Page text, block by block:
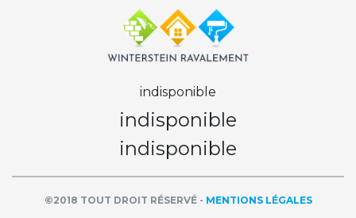
indisponible
indisponible
indisponible
©2018 TOUT DROIT RÉSERVÉ - MENTIONS LÉGALES